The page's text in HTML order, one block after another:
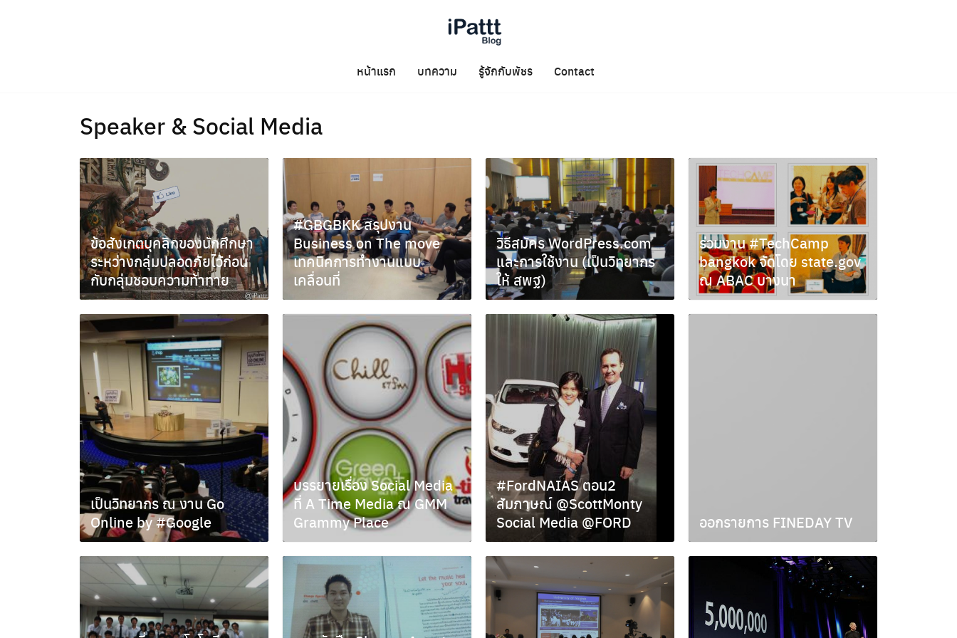
หน้าแรก บทความ รู้จักกับพัชร Contact
Search
for:
Speaker & Social Media
ข้อสังเกตบุคลิกของนักศึกษา
ระหว่างกลุ่มปลอดภัยไว้ก่อน
กับกลุ่มชอบความท้าทาย
กรกฎาคม 30, 2013
#GBGBKK สรุปงาน
Business on The move
เทคนิคการทำงานแบบ
เคลื่อนที่
วิธีสมัคร WordPress.com
และการใช้งาน (เป็นวิทยากร
ให้ สพฐ)
มิถุนายน 20, 2012
ร่วมงาน #TechCamp
bangkok จัดโดย state.gov
ณ ABAC บางนา
พฤษภาคม 28, 2012
เป็นวิทยากร ณ งาน Go
Online by #Google
เมษายน 24, 2012
บรรยายเรื่อง Social Media
ที่ A Time Media ณ GMM
Grammy Place
#FordNAIAS ตอน2
สัมภาษณ์ @ScottMonty
Social Media @FORD
มกราคม 31, 2012
ออกรายการ FINEDAY TV